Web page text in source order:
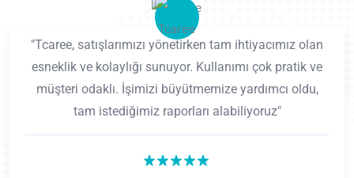
"Tcaree, satışlarımızı yönetirken tam ihtiyacımız olan
esneklik ve kolaylığı sunuyor. Kullanımı çok pratik ve
müşteri odaklı. İşimizi büyütmemize yardımcı oldu,
tam istediğimiz raporları alabiliyoruz"